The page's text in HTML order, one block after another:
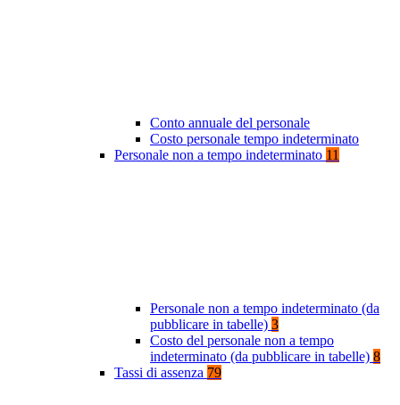
Conto annuale del personale
Costo personale tempo indeterminato
Personale non a tempo indeterminato 11
Personale non a tempo indeterminato (da
pubblicare in tabelle) 3
Costo del personale non a tempo
indeterminato (da pubblicare in tabelle) 8
Tassi di assenza 79